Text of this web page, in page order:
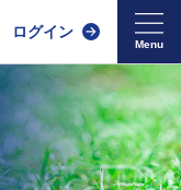
ログイン